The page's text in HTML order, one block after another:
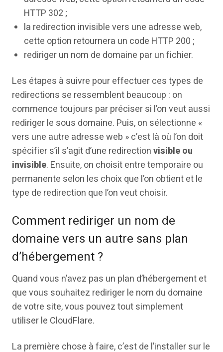
HTTP 302 ;
la redirection invisible vers une adresse web,
cette option retournera un code HTTP 200 ;
rediriger un nom de domaine par un fichier.
Les étapes à suivre pour effectuer ces types de
redirections se ressemblent beaucoup : on
commence toujours par préciser si l’on veut aussi
rediriger le sous domaine. Puis, on sélectionne «
vers une autre adresse web » c’est là où l’on doit
spécifier s’il s’agit d’une redirectionvisible ou
invisible. Ensuite, on choisit entre temporaire ou
permanente selon les choix que l’on obtient et le
type de redirection que l’on veut choisir.
Comment rediriger un nom de
domaine vers un autre sans plan
d’hébergement ?
Quand vous n’avez pas un plan d’hébergement et
que vous souhaitez rediriger le nom du domaine
de votre site, vous pouvez tout simplement
utiliser le CloudFlare.
La première chose à faire, c’est de l’installer sur le